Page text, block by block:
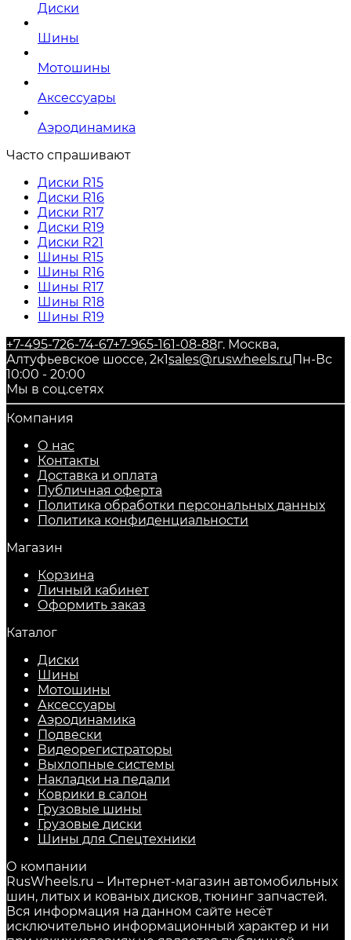
Диски
Шины
Мотошины
Аксессуары
Аэродинамика
Часто спрашивают
Диски R15
Диски R16
Диски R17
Диски R19
Диски R21
Шины R15
Шины R16
Шины R17
Шины R18
Шины R19
+7-495-726-74-67+7-965-161-08-88г. Москва,
Алтуфьевское шоссе, 2к1sales@ruswheels.ru Пн-Вс
10:00 - 20:00
Мы в соц.сетях
Компания
О нас
Контакты
Доставка и оплата
Публичная оферта
Политика обработки персональных данных
​Политика конфиденциальности
Магазин
Корзина
Личный кабинет
Оформить заказ
Каталог
Диски
Шины
Мотошины
Аксессуары
Аэродинамика
Подвески
Видеорегистраторы
Выхлопные системы
Накладки на педали
Коврики в салон
Грузовые шины
Грузовые диски
Шины для Спецтехники
О компании
RusWheels.ru – Интернет-магазин автомобильных
шин, литых и кованых дисков, тюнинг запчастей.
Вся информация на данном сайте несёт
исключительно информационный характер и ни